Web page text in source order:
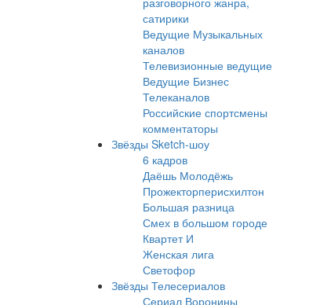
сатирики
Ведущие Музыкальных
каналов
Телевизионные ведущие
Ведущие Бизнес
Телеканалов
Российские спортсмены
комментаторы
Звёзды Sketch-шоу
6 кадров
Даёшь Молодёжь
Прожекторперисхилтон
Большая разница
Смех в большом городе
Квартет И
Женская лига
Светофор
Звёзды Телесериалов
Сериал Воронины